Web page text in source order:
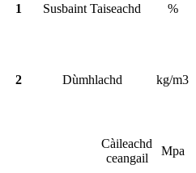
1 Susbaint Taiseachd %
2 Dùmhlachd kg/m3
Càileachd
ceangail
Mpa